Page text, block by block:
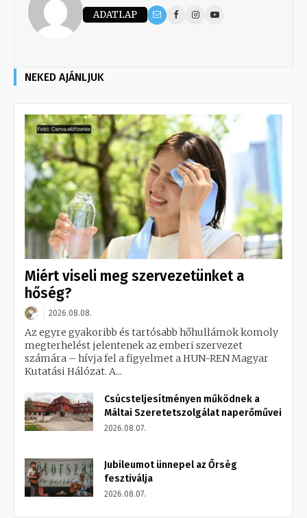
ADATLAP
NEKED AJÁNLJUK
Miért viseli meg szervezetünket a
hőség?
2026.08.08.
Az egyre gyakoribb és tartósabb hőhullámok komoly
megterhelést jelentenek az emberi szervezet
számára – hívja fel a figyelmet a HUN-REN Magyar
Kutatási Hálózat. A...
Csúcsteljesítményen működnek a
Máltai Szeretetszolgálat naperőművei
2026.08.07.
Jubileumot ünnepel az Őrség
fesztiválja
2026.08.07.